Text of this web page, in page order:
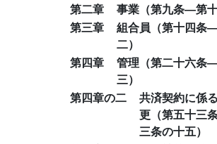
第二章
事業（第九条―第十
第三章
組合員（第十四条
二）
第四章
管理（第二十六条
三）
第四章の二
共済契約に係
更（第五十三
三条の十五）